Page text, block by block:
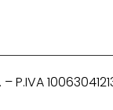
– P.IVA